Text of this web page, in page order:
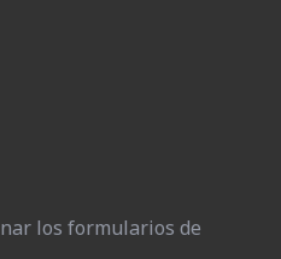
los formularios de